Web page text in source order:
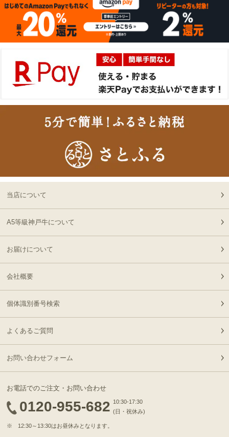
15
08-05
06:03:00
大阪府
神戸牛食べ比べセット 焼
肉懐石「彩」◆焼肉
23:46:00
１万５千円
17
23:46:00
兵庫県
神戸牛カタログギフト
１万５千円
2026-
08-04
23:46:00
兵庫県
１万５千円
2026-
08-04
23:46:00
兵庫県
神戸牛カタログギフト
１万５千円
2026-
神戸牛カタログギフト
21
21:52:00
22
08-04
東京都
[ギフト] A5等級神戸牛
24
20:31:00
肉懐石「彩」◆焼肉
26
2026-
08-04
静岡県
神戸牛 食べ比べセット
ステーキ懐石◆ステーキ
2026-
当店について
A5等級神戸牛について
お届けについて
会社概要
個体識別番号検索
よくあるご質問
お問い合わせフォーム
お電話でのご注文・お問い合わせ
0120-955-682 10:30-17:30
(日・祝休み)
※ 12:30～13:30はお昼休みとなります。